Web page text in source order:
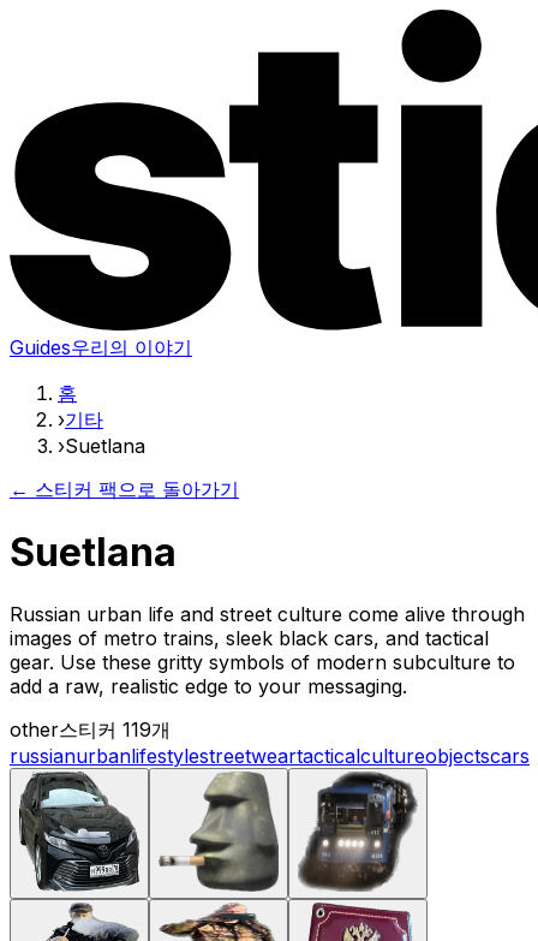
Guides우리의 이야기
홈
›기타
›Suetlana
← 스티커 팩으로 돌아가기
Suetlana
Russian urban life and street culture come alive through
images of metro trains, sleek black cars, and tactical
gear. Use these gritty symbols of modern subculture to
add a raw, realistic edge to your messaging.
other스티커 119개
russianurbanlifestylestreetweartacticalcultureobjectscars